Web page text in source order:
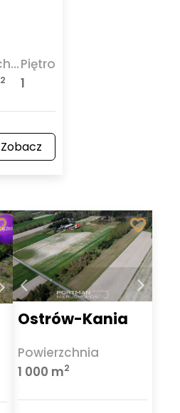
Powierzchnia
2
Piętro
1
Zobacz
Ostrów-Kania
Powierzchnia
1 000 m2